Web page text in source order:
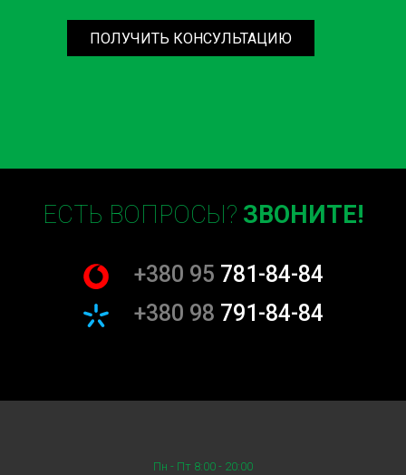
ПОЛУЧИТЬ КОНСУЛЬТАЦИЮ
ЕСТЬ ВОПРОСЫ? ЗВОНИТЕ!
+380 95 781-84-84
+380 98 791-84-84
Пн - Пт 8:00 - 20:00